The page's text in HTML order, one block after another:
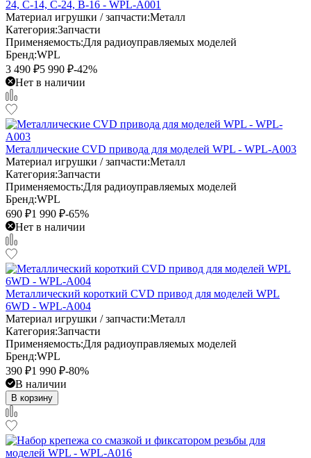
24, C-14, C-24, B-16 - WPL-A001
Материал игрушки / запчасти:Металл
Категория:Запчасти
Применяемость:Для радиоуправляемых моделей
Бренд:WPL
3 490 ₽5 990 ₽-42%
Нет в наличии
Металлические CVD привода для моделей WPL - WPL-A003
Материал игрушки / запчасти:Металл
Категория:Запчасти
Применяемость:Для радиоуправляемых моделей
Бренд:WPL
690 ₽1 990 ₽-65%
Нет в наличии
Металлический короткий CVD привод для моделей WPL
6WD - WPL-A004
Материал игрушки / запчасти:Металл
Категория:Запчасти
Применяемость:Для радиоуправляемых моделей
Бренд:WPL
390 ₽1 990 ₽-80%
В наличии
В корзину